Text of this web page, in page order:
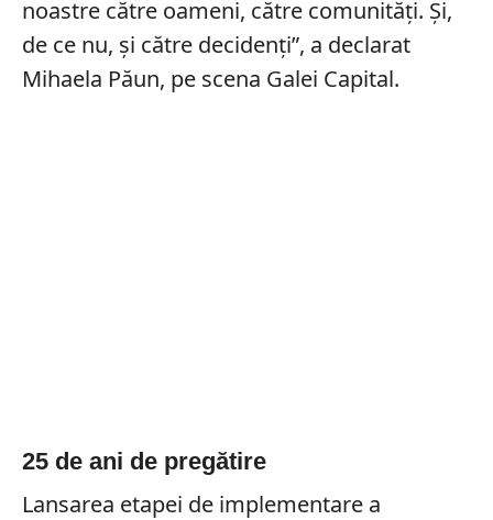
noastre către oameni, către comunități. Și,
de ce nu, și către decidenți”, a declarat
Mihaela Păun, pe scena Galei Capital.
25 de ani de pregătire
Lansarea etapei de implementare a